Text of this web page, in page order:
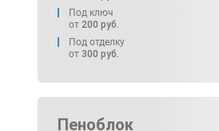
Под ключ
от 200 руб.
Под отделку
от 300 руб.
Пеноблок